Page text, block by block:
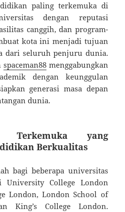
paling terkemuka di
dengan reputasi
canggih, dan program-
kota ini menjadi tujuan
dari seluruh penjuru dunia.
spaceman88menggabungkan
dengan keunggulan
generasi masa depan
dunia.
Terkemuka yang
Berkualitas
bagi beberapa universitas
University College London
London, London School of
King’s College London.